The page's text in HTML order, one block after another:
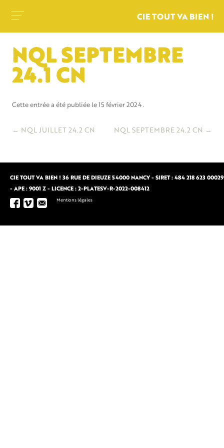
NQL SEPTEMBRE
24.1 CN
Cette entrée a été publiée le 15 février 2024 .
Navigation
← NQL JUILLET 24.2 CN NQL SEPTEMBRE 24.2 CN →
CIE TOUT VA BIEN ! 36 RUE DE DIEUZE 54000 NANCY - SIRET : 484 218 623 00029
- APE : 9001 Z - LICENCE : 2-PLATESV-R-2022-008412
Mentions légales
CIE TOUT VA BIEN !